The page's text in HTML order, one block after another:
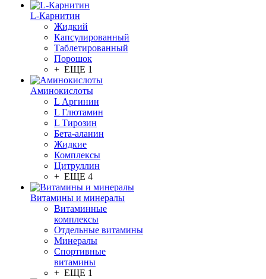
L-Карнитин
Жидкий
Капсулированный
Таблетированный
Порошок
+ ЕЩЕ 1
Аминокислоты
L Аргинин
L Глютамин
L Тирозин
Бета-аланин
Жидкие
Комплексы
Цитруллин
+ ЕЩЕ 4
Витамины и минералы
Витаминные
комплексы
Отдельные витамины
Минералы
Спортивные
витамины
+ ЕЩЕ 1